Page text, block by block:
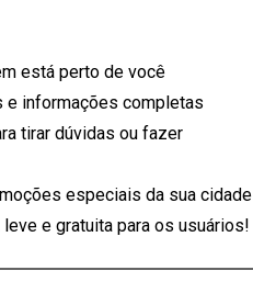
está perto de você
e informações completas
tirar dúvidas ou fazer
especiais da sua cidade
e gratuita para os usuários!